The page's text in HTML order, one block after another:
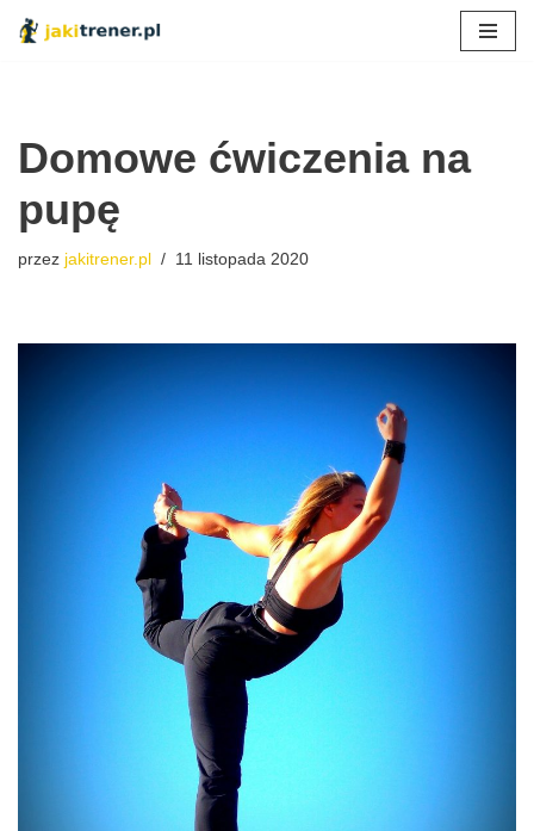
Domowe ćwiczenia na
pupę
przez jakitrener.pl 11 listopada 2020